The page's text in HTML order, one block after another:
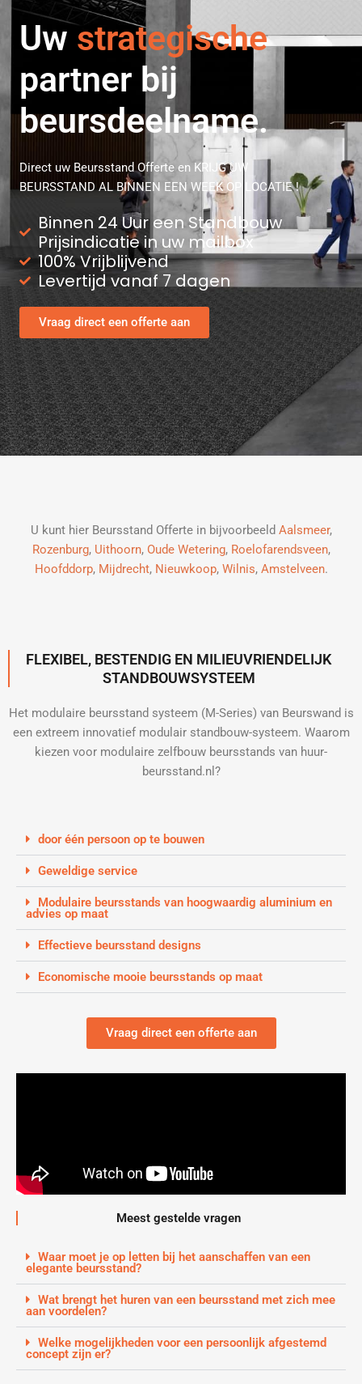
Uw strategische
flexibele
partner bij
beursdeelname.
Direct uw Beursstand Offerte en KRIJG UW
BEURSSTAND AL BINNEN EEN WEEK OP LOCATIE !
Binnen 24 Uur een Standbouw
Prijsindicatie in uw mailbox
100% Vrijblijvend
Levertijd vanaf 7 dagen
Vraag direct een offerte aan
U kunt hier Beursstand Offerte in bijvoorbeeld Aalsmeer,
Rozenburg, Uithoorn, Oude Wetering, Roelofarendsveen,
Hoofddorp, Mijdrecht, Nieuwkoop, Wilnis, Amstelveen.
FLEXIBEL, BESTENDIG EN MILIEUVRIENDELIJK
STANDBOUWSYSTEEM
Het modulaire beursstand systeem (M-Series) van Beurswand is
een extreem innovatief modulair standbouw-systeem. Waarom
kiezen voor modulaire zelfbouw beursstands van huur-
beursstand.nl?
door één persoon op te bouwen
Geweldige service
Modulaire beursstands van hoogwaardig aluminium en
advies op maat
Effectieve beursstand designs
Economische mooie beursstands op maat
Vraag direct een offerte aan
Meest gestelde vragen
Waar moet je op letten bij het aanschaffen van een
elegante beursstand?
Wat brengt het huren van een beursstand met zich mee
aan voordelen?
Welke mogelijkheden voor een persoonlijk afgestemd
concept zijn er?